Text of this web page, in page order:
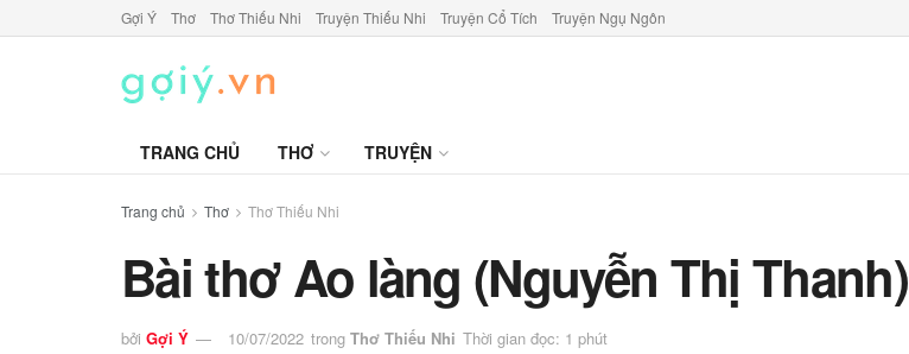
Gợi Ý Thơ Thơ Thiếu Nhi Truyện Thiếu Nhi Truyện Cổ Tích Truyện Ngụ Ngôn
TRANG CHỦ THƠ TRUYỆN
Trang chủ Thơ Thơ Thiếu Nhi
Bài thơ Ao làng (Nguyễn Thị Thanh)
bởi Gợi Ý 10/07/2022 trong Thơ Thiếu Nhi Thời gian đọc: 1 phút